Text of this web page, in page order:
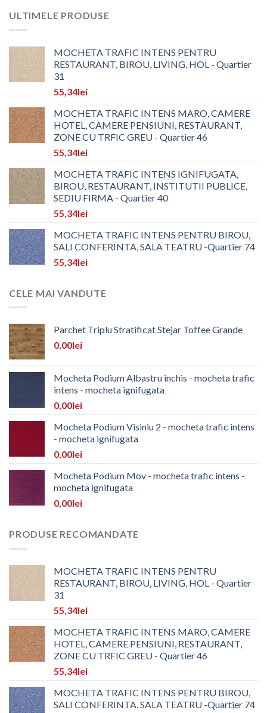
ULTIMELE PRODUSE
MOCHETA TRAFIC INTENS PENTRU
RESTAURANT, BIROU, LIVING, HOL - Quartier
31
55,34lei
MOCHETA TRAFIC INTENS MARO, CAMERE
HOTEL, CAMERE PENSIUNI, RESTAURANT,
ZONE CU TRFIC GREU - Quartier 46
55,34lei
MOCHETA TRAFIC INTENS IGNIFUGATA,
BIROU, RESTAURANT, INSTITUTII PUBLICE,
SEDIU FIRMA - Quartier 40
55,34lei
MOCHETA TRAFIC INTENS PENTRU BIROU,
SALI CONFERINTA, SALA TEATRU -Quartier 74
55,34lei
CELE MAI VANDUTE
Parchet Triplu Stratificat Stejar Toffee Grande
0,00lei
Mocheta Podium Albastru inchis - mocheta trafic
intens - mocheta ignifugata
0,00lei
Mocheta Podium Visiniu 2 - mocheta trafic intens
- mocheta ignifugata
0,00lei
Mocheta Podium Mov - mocheta trafic intens -
mocheta ignifugata
0,00lei
PRODUSE RECOMANDATE
MOCHETA TRAFIC INTENS PENTRU
RESTAURANT, BIROU, LIVING, HOL - Quartier
31
55,34lei
MOCHETA TRAFIC INTENS MARO, CAMERE
HOTEL, CAMERE PENSIUNI, RESTAURANT,
ZONE CU TRFIC GREU - Quartier 46
55,34lei
MOCHETA TRAFIC INTENS PENTRU BIROU,
SALI CONFERINTA, SALA TEATRU -Quartier 74